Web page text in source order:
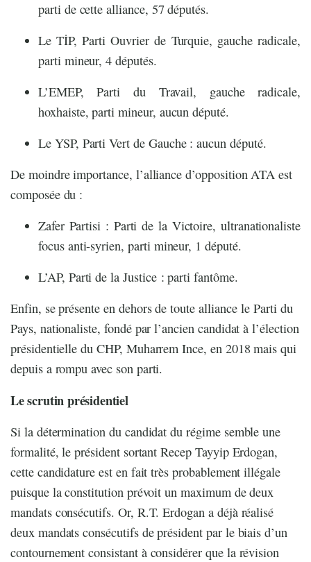
parti de cette alliance, 57 députés.
Le TİP, Parti Ouvrier de Turquie, gauche radicale,
parti mineur, 4 députés.
L’EMEP, Parti du Travail, gauche radicale,
hoxhaiste, parti mineur, aucun député.
Le YSP, Parti Vert de Gauche : aucun député.
De moindre importance, l’alliance d’opposition ATA est
composée du :
Zafer Partisi : Parti de la Victoire, ultranationaliste
focus anti-syrien, parti mineur, 1 député.
L’AP, Parti de la Justice : parti fantôme.
Enfin, se présente en dehors de toute alliance le Parti du
Pays, nationaliste, fondé par l’ancien candidat à l’élection
présidentielle du CHP, Muharrem Ince, en 2018 mais qui
depuis a rompu avec son parti.
Le scrutin présidentiel
Si la détermination du candidat du régime semble une
formalité, le président sortant Recep Tayyip Erdogan,
cette candidature est en fait très probablement illégale
puisque la constitution prévoit un maximum de deux
mandats consécutifs. Or, R.T. Erdogan a déjà réalisé
deux mandats consécutifs de président par le biais d’un
contournement consistant à considérer que la révision